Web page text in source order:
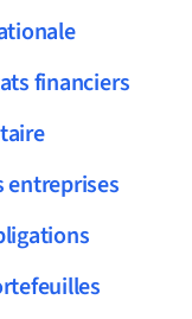
financiers
entreprises